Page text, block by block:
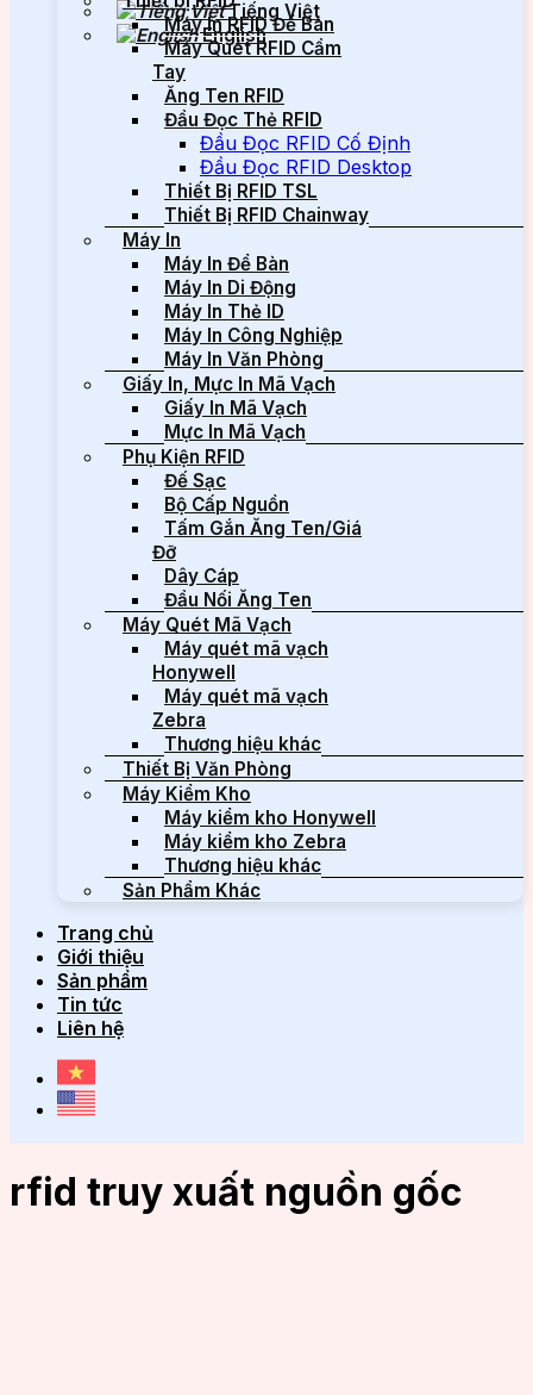
Tiếng Việt
English
Máy In RFID Để Bàn
Máy Quét RFID Cầm
Tay
Ăng Ten RFID
Đầu Đọc Thẻ RFID
Đầu Đọc RFID Cố Định
Đầu Đọc RFID Desktop
Thiết Bị RFID TSL
Thiết Bị RFID Chainway
Máy In
Máy In Để Bàn
Máy In Di Động
Máy In Thẻ ID
Máy In Công Nghiệp
Máy In Văn Phòng
Giấy In, Mực In Mã Vạch
Giấy In Mã Vạch
Mực In Mã Vạch
Phụ Kiện RFID
Đế Sạc
Bộ Cấp Nguồn
Tấm Gắn Ăng Ten/Giá
Đỡ
Dây Cáp
Đầu Nối Ăng Ten
Máy Quét Mã Vạch
Máy quét mã vạch
Honywell
Máy quét mã vạch
Zebra
Thương hiệu khác
Thiết Bị Văn Phòng
Máy Kiểm Kho
Máy kiểm kho Honywell
Máy kiểm kho Zebra
Thương hiệu khác
Sản Phẩm Khác
Trang chủ
Giới thiệu
Sản phẩm
Tin tức
Liên hệ
rfid truy xuất nguồn gốc